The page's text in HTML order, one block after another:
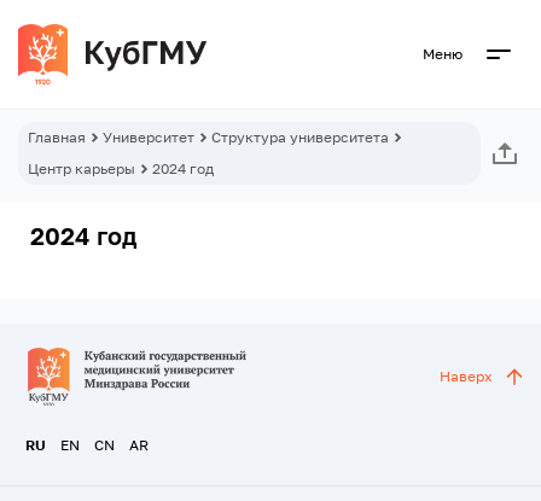
Меню
Главная Университет
Структура университета
Центр карьеры
2024 год
2024 год
RU EN CN AR
Наверх